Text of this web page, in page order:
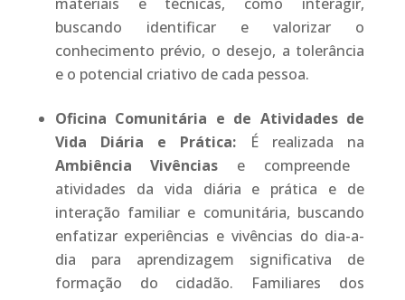
buscando identificar e valorizar o
conhecimento prévio, o desejo, a tolerância
e o potencial criativo de cada pessoa.
Oficina Comunitária e de Atividades de
Vida Diária e Prática: É realizada na
Ambiência Vivências e compreende
atividades da vida diária e prática e de
interação familiar e comunitária, buscando
enfatizar experiências e vivências do dia-a-
dia para aprendizagem significativa de
formação do cidadão. Familiares dos